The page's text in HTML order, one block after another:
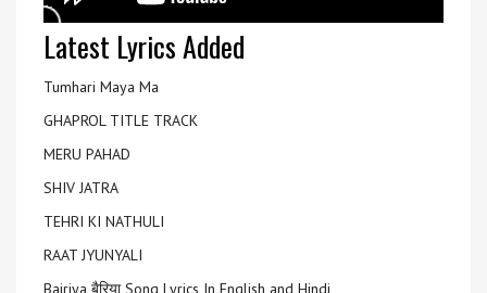
Latest Lyrics Added
Tumhari Maya Ma
GHAPROL TITLE TRACK
MERU PAHAD
SHIV JATRA
TEHRI KI NATHULI
RAAT JYUNYALI
Bairiya बैरिया Song Lyrics In English and Hindi